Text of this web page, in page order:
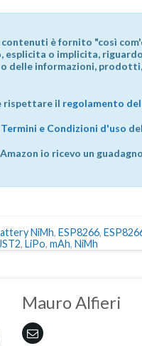
è fornito "così
esplicita o implicita,
delle informazioni,
rispettare il regolamento
Termini e Condizioni d'uso
io ricevo un
NiMh, ESP8266,
JST2, LiPo, mAh, NiMh
Mauro Alfieri